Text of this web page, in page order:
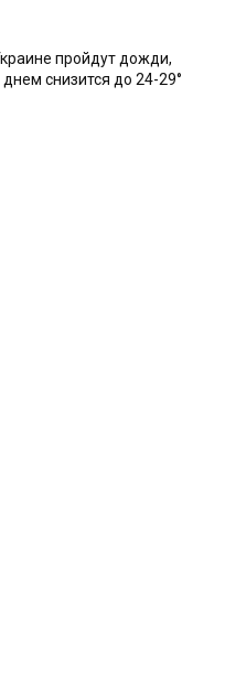
пройдут дожди,
снизится до 24-29°